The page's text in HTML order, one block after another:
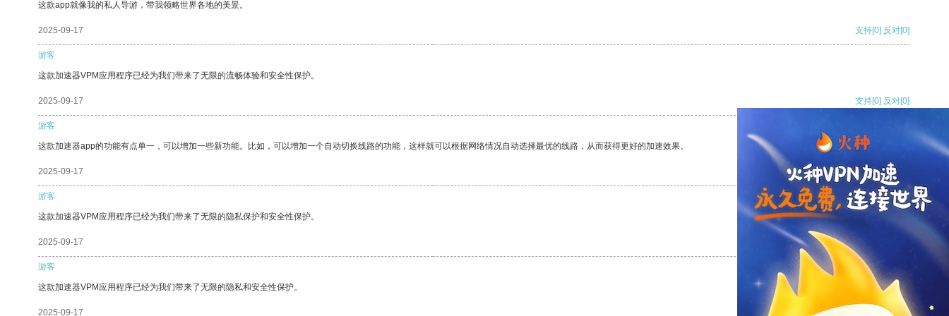
这款app就像我的私人导游，带我领略世界各地的美景。
2025-09-17 支持[0] 反对[0]
游客
这款加速器VPM应用程序已经为我们带来了无限的流畅体验和安全性保护。
2025-09-17 支持[0] 反对[0]
游客
这款加速器app的功能有点单一，可以增加一些新功能。比如，可以增加一个自动切换线路的功能，这样就可以根据网络情况自动选择最优的线路，从而获得更好的加速效果。
2025-09-17 支持[0] 反对
游客
这款加速器VPM应用程序已经为我们带来了无限的隐私保护和安全性保护。
2025-09-17 支持
游客
这款加速器VPM应用程序已经为我们带来了无限的隐私和安全性保护。
2025-09-17 反对 [0]